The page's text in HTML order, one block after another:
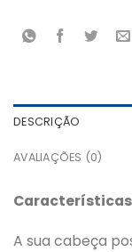
DESCRIÇÃO
AVALIAÇÕES (0)
A sua cabeça